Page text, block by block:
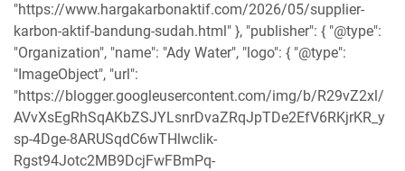
"https://www.hargakarbonaktif.com/2026/05/supplier-
karbon-aktif-bandung-sudah.html" }, "publisher": { "@type":
"Organization", "name": "Ady Water", "logo": { "@type":
"ImageObject", "url":
"https://blogger.googleusercontent.com/img/b/R29vZ2xl/
AVvXsEgRhSqAKbZSJYLsnrDvaZRqJpTDe2EfV6RKjrKR_y
sp-4Dge-8ARUSqdC6wTHlwcIik-
Rgst94Jotc2MB9DcjFwFBmPq-